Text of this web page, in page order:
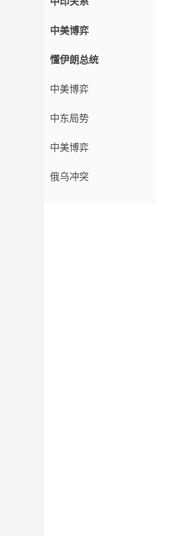
中美博弈
懂伊朗总统
中美博弈
中东局势
中美博弈
俄乌冲突